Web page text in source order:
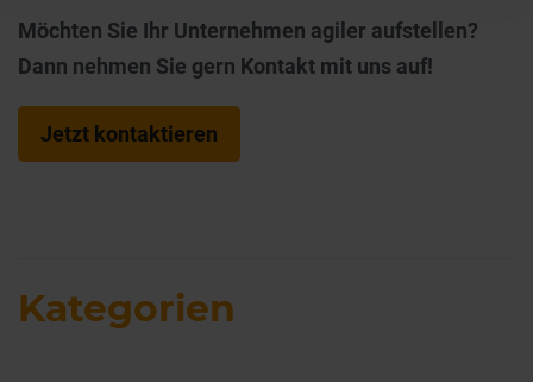
Möchten Sie Ihr Unternehmen agiler aufstellen?
Dann nehmen Sie gern Kontakt mit uns auf!
Jetzt kontaktieren
Kategorien